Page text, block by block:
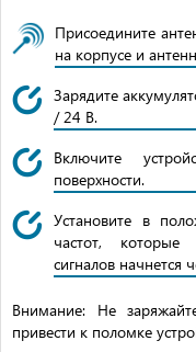
Присоедините
на корпусе и
Зарядите
/ 24 В.
Включите
поверхности.
Установите в
частот, которые
сигналов начнется
Внимание: Не
привести к поломке